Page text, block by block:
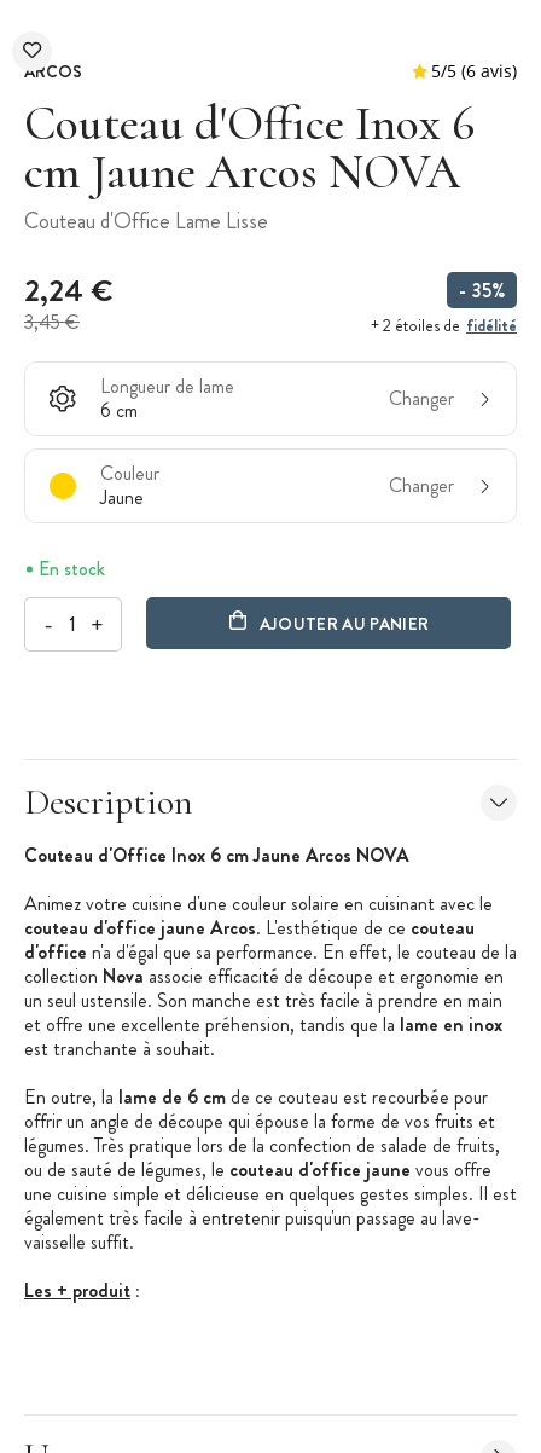
ARCOS
Couteau d'Office Inox 6
cm Jaune Arcos NOVA
Couteau d'Office Lame Lisse
2,24 €
3,45 €
- 35%
+ 2 étoiles de fidélité
Longueur de lame
6 cm
Changer
Couleur
Jaune
Changer
En stock
- + AJOUTER AU PANIER
Description
Couteau d'Office Inox 6 cm Jaune Arcos NOVA
Animez votre cuisine d'une couleur solaire en cuisinant avec le
couteau d'office jaune Arcos. L'esthétique de ce couteau
d'office n'a d'égal que sa performance. En effet, le couteau de la
collection Nova associe efficacité de découpe et ergonomie en
un seul ustensile. Son manche est très facile à prendre en main
et offre une excellente préhension, tandis que la lame en inox
est tranchante à souhait.
En outre, la lame de 6 cm de ce couteau est recourbée pour
offrir un angle de découpe qui épouse la forme de vos fruits et
légumes. Très pratique lors de la confection de salade de fruits,
ou de sauté de légumes, le couteau d'office jaune vous offre
une cuisine simple et délicieuse en quelques gestes simples. Il est
également très facile à entretenir puisqu'un passage au lave-
vaisselle suffit.
Les + produit :